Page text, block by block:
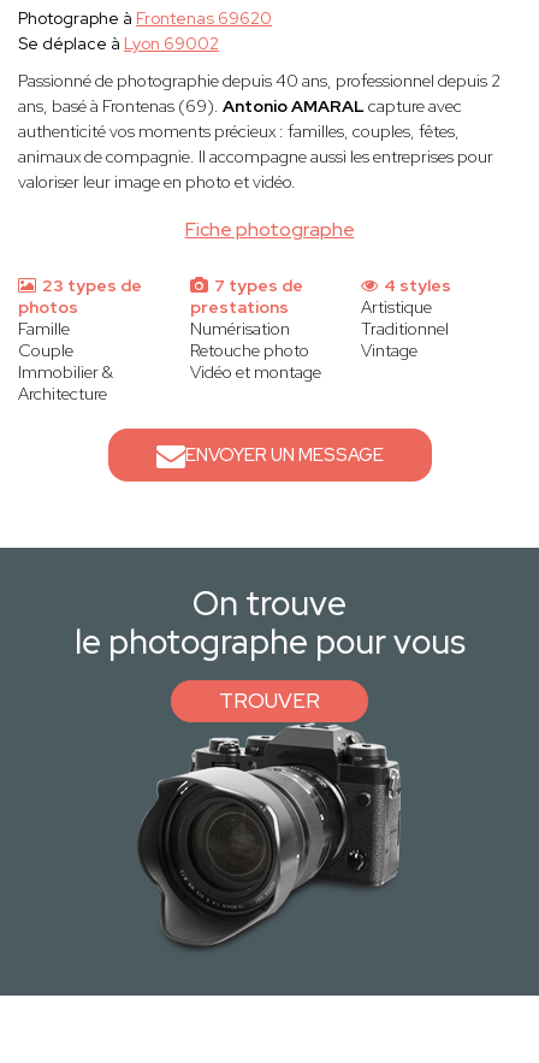
Fiche photographe
Photographe à Frontenas 69620
Se déplace à Lyon 69002
Passionné de photographie depuis 40 ans, professionnel depuis 2
ans, basé à Frontenas (69). Antonio AMARALcapture avec
authenticité vos moments précieux : familles, couples, fêtes,
animaux de compagnie. Il accompagne aussi les entreprises pour
valoriser leur image en photo et vidéo.
23 types de
photos
Famille
Couple
Immobilier &
Architecture
7 types de
prestations
Numérisation
Retouche photo
Vidéo et montage
4 styles
Artistique
Traditionnel
Vintage
ENVOYER UN MESSAGE
On trouve
le photographe pour vous
TROUVER